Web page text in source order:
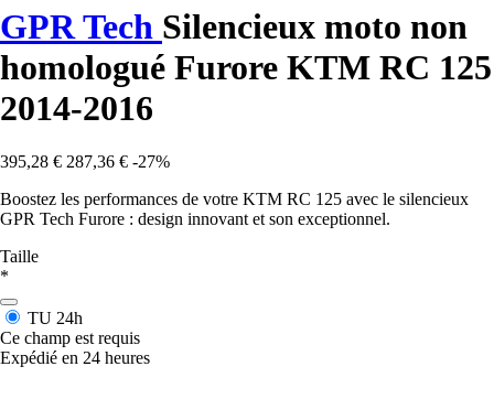
GPR Tech Silencieux moto non
homologué Furore KTM RC 125
2014-2016
395,28 € 287,36 € -27%
Boostez les performances de votre KTM RC 125 avec le silencieux
GPR Tech Furore : design innovant et son exceptionnel.
Taille
*
TU 24h
Ce champ est requis
Expédié en 24 heures